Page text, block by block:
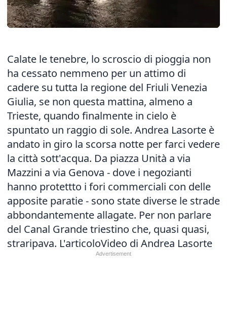
Calate le tenebre, lo scroscio di pioggia non
ha cessato nemmeno per un attimo di
cadere su tutta la regione del Friuli Venezia
Giulia, se non questa mattina, almeno a
Trieste, quando finalmente in cielo è
spuntato un raggio di sole. Andrea Lasorte è
andato in giro la scorsa notte per farci vedere
la città sott'acqua. Da piazza Unità a via
Mazzini a via Genova - dove i negozianti
hanno protettto i fori commerciali con delle
apposite paratie - sono state diverse le strade
abbondantemente allagate. Per non parlare
del Canal Grande triestino che, quasi quasi,
straripava. L'articoloVideo di Andrea Lasorte